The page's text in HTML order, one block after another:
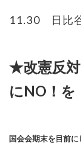
11.30 日比
★改憲反
にNO！を
国会会期末を目前に